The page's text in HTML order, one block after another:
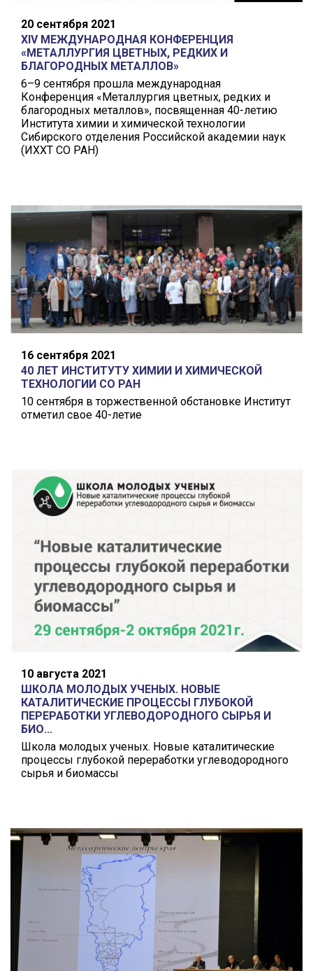
20 сентября 2021
XIV МЕЖДУНАРОДНАЯ КОНФЕРЕНЦИЯ
«МЕТАЛЛУРГИЯ ЦВЕТНЫХ, РЕДКИХ И
БЛАГОРОДНЫХ МЕТАЛЛОВ»
6–9 сентября прошла международная
Конференция «Металлургия цветных, редких и
благородных металлов», посвященная 40-летию
Института химии и химической технологии
Сибирского отделения Российской академии наук
(ИХХТ СО РАН)
16 сентября 2021
40 ЛЕТ ИНСТИТУТУ ХИМИИ И ХИМИЧЕСКОЙ
ТЕХНОЛОГИИ СО РАН
10 сентября в торжественной обстановке Институт
отметил свое 40-летие
10 августа 2021
ШКОЛА МОЛОДЫХ УЧЕНЫХ. НОВЫЕ
КАТАЛИТИЧЕСКИЕ ПРОЦЕССЫ ГЛУБОКОЙ
ПЕРЕРАБОТКИ УГЛЕВОДОРОДНОГО СЫРЬЯ И
БИО...
Школа молодых ученых. Новые каталитические
процессы глубокой переработки углеводородного
сырья и биомассы